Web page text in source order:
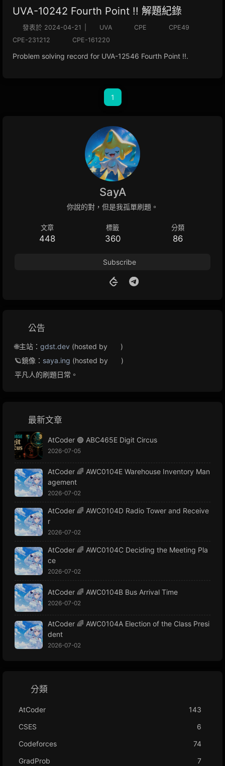
UVA-10242 Fourth Point !! 解題紀錄
發表於 2024-04-21 UVA CPE
CPE49
CPE-231212
CPE-161220
Problem solving record for UVA-12546 Fourth Point !!.
1
SayA
你說的對，但是我孤單刷題。
文章
448
標籤
360
分類
86
Subscribe
公告
🌐主站： gdst.dev (hosted by
)
🪐鏡像： saya.ing (hosted by
)
平凡人的刷題日常。
最新文章
AtCoder 🟢 ABC465E Digit Circus
2026-07-05
AtCoder 🌈 AWC0104E Warehouse Inventory Man
agement
2026-07-02
AtCoder 🌈 AWC0104D Radio Tower and Receive
r
2026-07-02
AtCoder 🌈 AWC0104C Deciding the Meeting Pla
ce
2026-07-02
AtCoder 🌈 AWC0104B Bus Arrival Time
2026-07-02
AtCoder 🌈 AWC0104A Election of the Class Presi
dent
2026-07-02
分類
AtCoder
143
CSES
6
Codeforces
74
GradProb
7